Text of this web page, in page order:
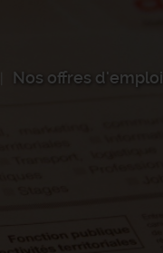
Nos offres d'emploi